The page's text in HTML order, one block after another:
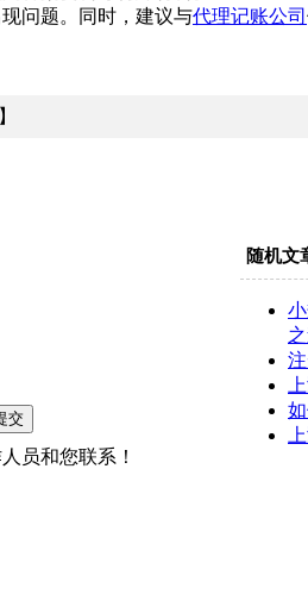
问题。同时，建议与代理记账公司
】
随机文
员和您联系！